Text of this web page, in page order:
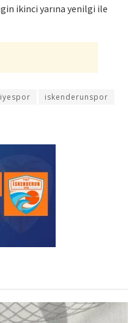
ikinci yarına yenilgi ile
iskenderunspor